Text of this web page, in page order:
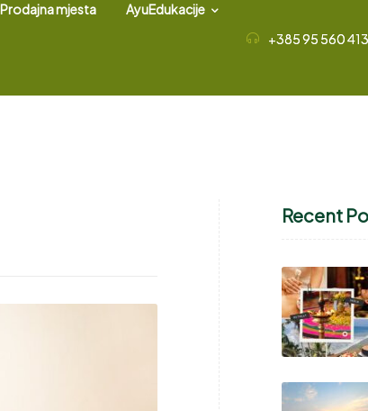
Prodajna mjesta AyuEdukacije
+385 95 560
Recent